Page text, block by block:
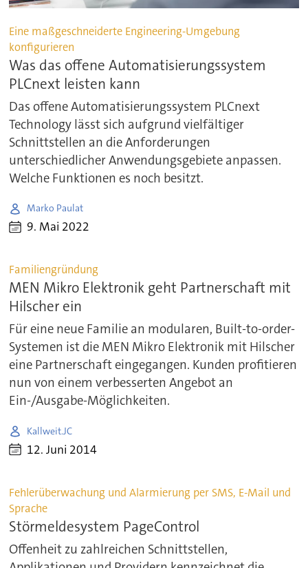
Eine maßgeschneiderte Engineering-Umgebung
konfigurieren
Was das offene Automatisierungssystem
PLCnext leisten kann
Das offene Automatisierungssystem PLCnext
Technology lässt sich aufgrund vielfältiger
Schnittstellen an die Anforderungen
unterschiedlicher Anwendungsgebiete anpassen.
Welche Funktionen es noch besitzt.
Marko Paulat
9. Mai 2022
Familiengründung
MEN Mikro Elektronik geht Partnerschaft mit
Hilscher ein
Für eine neue Familie an modularen, Built-to-order-
Systemen ist die MEN Mikro Elektronik mit Hilscher
eine Partnerschaft eingegangen. Kunden profitieren
nun von einem verbesserten Angebot an
Ein-/Ausgabe-Möglichkeiten.
Kallweit.JC
12. Juni 2014
Fehlerüberwachung und Alarmierung per SMS, E-Mail und
Sprache
Störmeldesystem PageControl
Offenheit zu zahlreichen Schnittstellen,